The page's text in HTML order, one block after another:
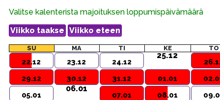
Valitse kalenterista majoituksen loppumispäivämäärä
SU MA TI KE TO
22.12 23.12 24.12
25.12
29.12
30.12 31.12 01.01
05.01
06.01
07.01 08.01